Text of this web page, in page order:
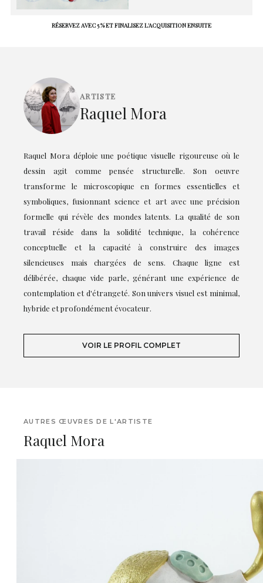
RÉSERVEZ AVEC 5 % ET FINALISEZ L'ACQUISITION ENSUITE
ARTISTE
Raquel Mora
Raquel Mora déploie une poétique visuelle rigoureuse où le
dessin agit comme pensée structurelle. Son oeuvre
transforme le microscopique en formes essentielles et
symboliques, fusionnant science et art avec une précision
formelle qui révèle des mondes latents. La qualité de son
travail réside dans la solidité technique, la cohérence
conceptuelle et la capacité à construire des images
silencieuses mais chargées de sens. Chaque ligne est
délibérée, chaque vide parle, générant une expérience de
contemplation et d'étrangeté. Son univers visuel est minimal,
hybride et profondément évocateur.
VOIR LE PROFIL COMPLET
AUTRES ŒUVRES DE L'ARTISTE
Raquel Mora